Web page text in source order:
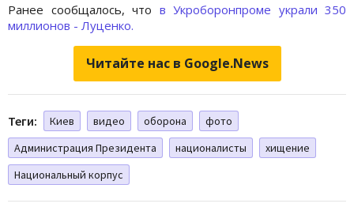
Ранее сообщалось, что в Укроборонпроме украли 350
миллионов - Луценко.
Читайте нас в Google.News
Теги: Киев видео оборона
фото
Администрация Президента
националисты
хищение
Национальный корпус